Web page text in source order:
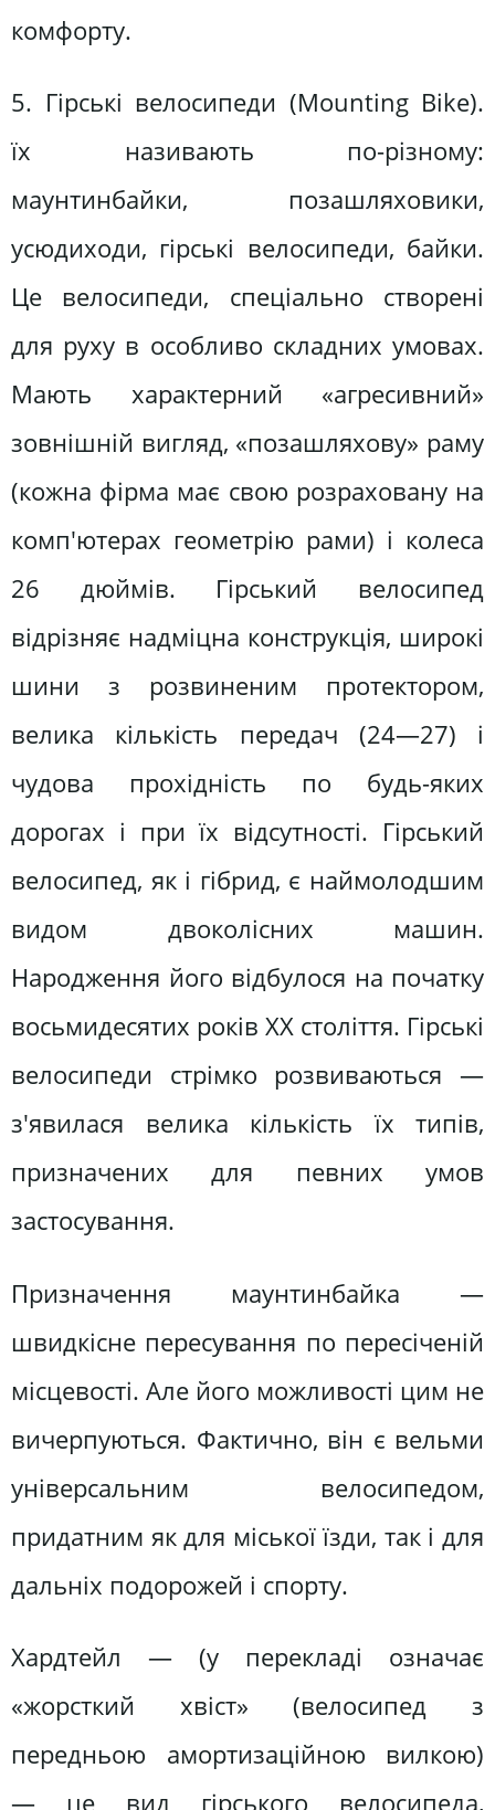
комфорту.
5. Гірські велосипеди (Mounting Bike).
їх називають по-різному:
маунтинбайки, позашляховики,
усюдиходи, гірські велосипеди, байки.
Це велосипеди, спеціально створені
для руху в особливо складних умовах.
Мають характерний «агресивний»
зовнішній вигляд, «позашляхову» раму
(кожна фірма має свою розраховану на
комп'ютерах геометрію рами) і колеса
26 дюймів. Гірський велосипед
відрізняє надміцна конструкція, широкі
шини з розвиненим протектором,
велика кількість передач (24—27) і
чудова прохідність по будь-яких
дорогах і при їх відсутності. Гірський
велосипед, як і гібрид, є наймолодшим
видом двоколісних машин.
Народження його відбулося на початку
восьмидесятих років XX століття. Гірські
велосипеди стрімко розвиваються —
з'явилася велика кількість їх типів,
призначених для певних умов
застосування.
Призначення маунтинбайка —
швидкісне пересування по пересіченій
місцевості. Але його можливості цим не
вичерпуються. Фактично, він є вельми
універсальним велосипедом,
придатним як для міської їзди, так і для
дальніх подорожей і спорту.
Хардтейл — (у перекладі означає
«жорсткий хвіст» (велосипед з
передньою амортизаційною вилкою)
— це вид гірського велосипеда,